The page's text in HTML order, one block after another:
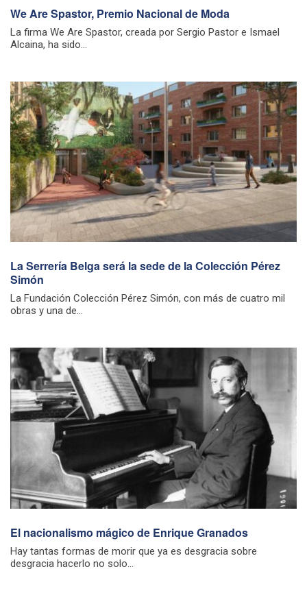
We Are Spastor, Premio Nacional de Moda
La firma We Are Spastor, creada por Sergio Pastor e Ismael
Alcaina, ha sido...
La Serrería Belga será la sede de la Colección Pérez
Simón
La Fundación Colección Pérez Simón, con más de cuatro mil
obras y una de...
El nacionalismo mágico de Enrique Granados
Hay tantas formas de morir que ya es desgracia sobre
desgracia hacerlo no solo...